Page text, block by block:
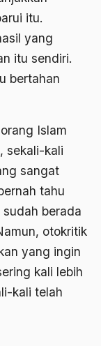
itu.
yang
itu sendiri.
bertahan
Islam
sekali-kali
sangat
tahu
berada
otokritik
yang ingin
kali lebih
kali telah